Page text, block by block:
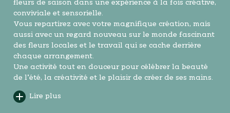
fleurs de saison dans une expérience à la fois créative,
conviviale et sensorielle.
Vous repartirez avec votre magnifique création, mais
aussi avec un regard nouveau sur le monde fascinant
des fleurs locales et le travail qui se cache derrière
chaque arrangement.
Une activité tout en douceur pour célébrer la beauté
de l’été, la créativité et le plaisir de créer de ses mains.
Lire plus